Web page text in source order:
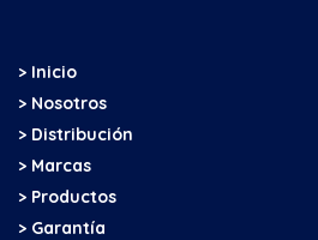
> Inicio
> Nosotros
> Distribución
> Marcas
> Productos
> Garantía